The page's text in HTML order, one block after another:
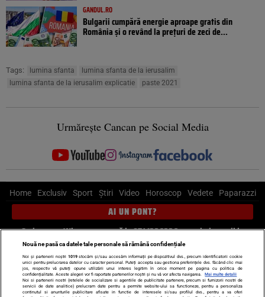
GANDUL.RO
Bulgarii cumpără energie aproape gratis din
România și o revând la prețuri de zeci de...
Tags: lumina sfanta
lumina sfanta de la ierusalim
lumina sfanta de la ierusalim explicatie
paste 2021
Urmărește Cancan pe Social Media
Home Exclusiv Sport Știri Video Horoscop Vedete Paparazzi
AI UN PONT?
Scrie-ne pe Whatsapp, sună la 0741226226 sau trimite mail la
pont@cancan.ro
Știri interne Știri externe
Politică
Ultimele stiri
Diete Insula Iubirii Dictionar de vise LIFE STYLE
Nouă ne pasă ca datele tale personale să rămână confidențiale
Noi și partenerii noștri 1019stocăm și/sau accesăm informații pe dispozitivul dvs., precum identificatorii cookie
unici pentru prelucrarea datelor cu caracter personal. Puteți accepta sau gestiona preferințele dvs. făcând clic mai
jos, respectiv vă puteți opune utilizării unui interes legitim în orice moment pe pagina cu politica de
confidențialitate. Aceste alegeri vor fi raportate partenerilor noștri și nu vă vor afecta navigarea.
Mai multe detalii
Noi si partenerii nostri (retelele de socializare si agentiile de publicitate partenere, precum si furnizorii nostri de
servicii de date analitice) prelucram date pentru a permite website-ului sa functioneze, pentru a personaliza
continutul si anunturile publicitare afisate in functie de interesele si/sau profilul dvs., pentru a va oferi